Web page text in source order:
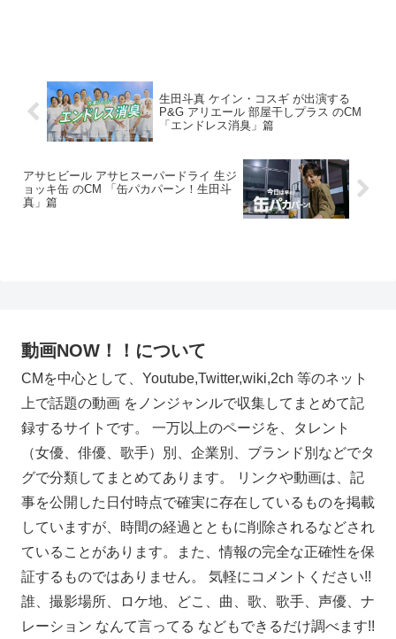
生田斗真 ケイン・コスギ が出演する
P&G アリエール 部屋干しプラス のCM
「エンドレス消臭」篇
アサヒビール アサヒスーパードライ 生ジ
ョッキ缶 のCM 「缶パカパーン！生田斗
真」篇
動画NOW！！について
CMを中心として、Youtube,Twitter,wiki,2ch 等のネット
上で話題の動画 をノンジャンルで収集してまとめて記
録するサイトです。 一万以上のページを、タレント
（女優、俳優、歌手）別、企業別、ブランド別などでタ
グで分類してまとめてあります。 リンクや動画は、記
事を公開した日付時点で確実に存在しているものを掲載
していますが、時間の経過とともに削除されるなどされ
ていることがあります。また、情報の完全な正確性を保
証するものではありません。 気軽にコメントください!!
誰、撮影場所、ロケ地、どこ、曲、歌、歌手、声優、ナ
レーション なんて言ってる などもできるだけ調べます!!